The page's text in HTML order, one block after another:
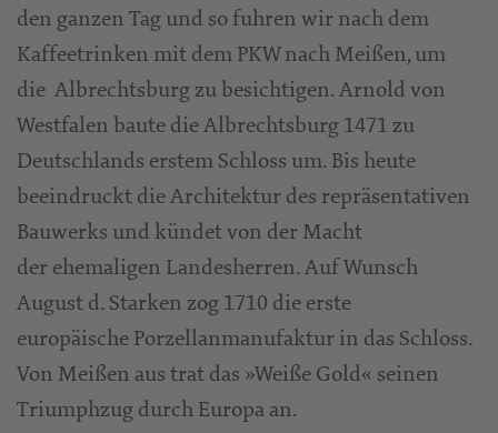
den ganzen Tag und so fuhren wir nach dem
Kaffeetrinken mit dem PKW nach Meißen, um
die Albrechtsburg zu besichtigen. Arnold von
Westfalen baute die Albrechtsburg 1471 zu
Deutschlands erstem Schloss um. Bis heute
beeindruckt die Architektur des repräsentativen
Bauwerks und kündet von der Macht
der ehemaligen Landesherren. Auf Wunsch
August d. Starken zog 1710 die erste
europäische Porzellanmanufaktur in das Schloss.
Von Meißen aus trat das »Weiße Gold« seinen
Triumphzug durch Europa an.